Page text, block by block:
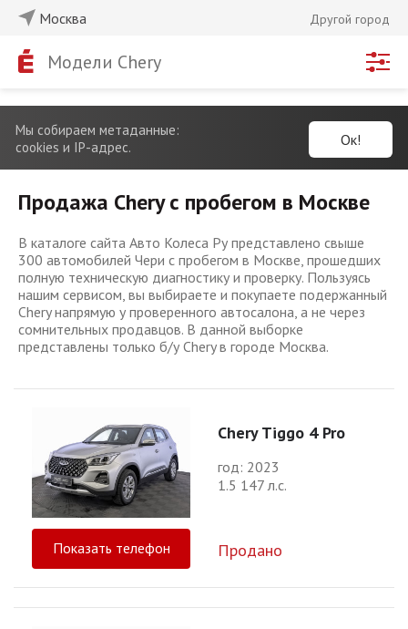
Москва Другой город
Модели Chery
Мы собираем метаданные:
cookies и IP-адрес.
Ок!
Продажа Chery с пробегом в Москве
В каталоге сайта Авто Колеса Ру представлено свыше
300 автомобилей Чери с пробегом в Москве, прошедших
полную техническую диагностику и проверку. Пользуясь
нашим сервисом, вы выбираете и покупаете подержанный
Chery напрямую у проверенного автосалона, а не через
сомнительных продавцов. В данной выборке
представлены только б/у Chery в городе Москва.
Chery Tiggo 4 Pro
год: 2023
1.5 147 л.с.
Показать телефон Продано